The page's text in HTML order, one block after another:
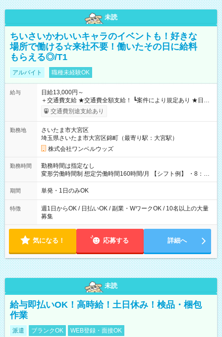
未読
ちいさいかわいいキャラのイベントも！好きな
場所で働ける☆来社不要！働いたその日に給料
もらえる◎/T1
アルバイト 職種未経験OK
給与
日給13,000円～
＋交通費支給 ★交通費全額支給！ ┗案件により規定あり ★日払
いOK！（規定あり） ┗働いたその日に現金GET♪ お仕事後はコ
ンビニATMから 日払い分を引き落とせます！ 【試用期間】試
交通費別途支給あり
勤務地
さいたま市大宮区
埼玉県さいたま市大宮区錦町（最寄り駅：大宮駅）
株式会社ワンベルウッズ
勤務時間
勤務時間は指定なし
変形労働時間制 想定労働時間160時間/月 【シフト例】 ・8：00
～21：00
期間 単発・1日のみOK
特徴
週1日からOK / 日払いOK / 副業・WワークOK / 10名以上の大量
募集
気になる！ 応募する 詳細へ
未読
給与即払いOK！高時給！土日休み！検品・梱包
作業
派遣 ブランクOK WEB登録・面接OK